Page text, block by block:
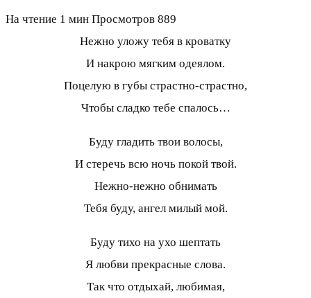
На чтение 1 мин Просмотров 889
Нежно уложу тебя в кроватку
И накрою мягким одеялом.
Поцелую в губы страстно-страстно,
Чтобы сладко тебе спалось…
Буду гладить твои волосы,
И стеречь всю ночь покой твой.
Нежно-нежно обнимать
Тебя буду, ангел милый мой.
Буду тихо на ухо шептать
Я любви прекрасные слова.
Так что отдыхай, любимая,